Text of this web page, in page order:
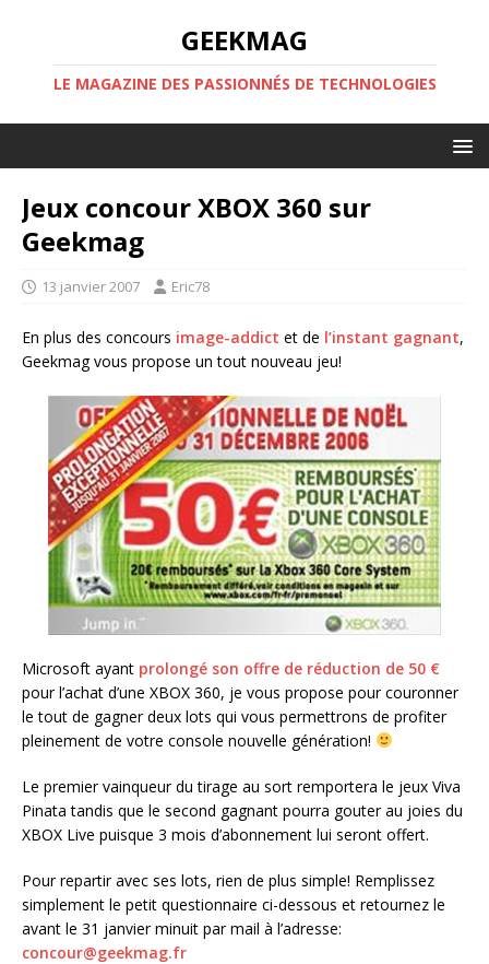
GEEKMAG
LE MAGAZINE DES PASSIONNÉS DE TECHNOLOGIES
Jeux concour XBOX 360 sur
Geekmag
13 janvier 2007 Eric78
En plus des concours image-addict et de l’instant gagnant,
Geekmag vous propose un tout nouveau jeu!
Microsoft ayant prolongé son offre de réduction de 50 €
pour l’achat d’une XBOX 360, je vous propose pour couronner
le tout de gagner deux lots qui vous permettrons de profiter
pleinement de votre console nouvelle génération!
Le premier vainqueur du tirage au sort remportera le jeux Viva
Pinata tandis que le second gagnant pourra gouter au joies du
XBOX Live puisque 3 mois d’abonnement lui seront offert.
Pour repartir avec ses lots, rien de plus simple! Remplissez
simplement le petit questionnaire ci-dessous et retournez le
avant le 31 janvier minuit par mail à l’adresse:
concour@geekmag.fr